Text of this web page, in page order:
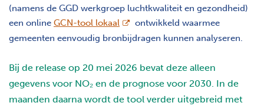
(namens de GGD werkgroep luchtkwaliteit en gezondheid)
een online GCN-tool lokaal opent nieuw scherm
ontwikkeld waarmee
gemeenten eenvoudig bronbijdragen kunnen analyseren.
Bij de release op 20 mei 2026 bevat deze alleen
gegevens voor NO₂ en de prognose voor 2030. In de
maanden daarna wordt de tool verder uitgebreid met